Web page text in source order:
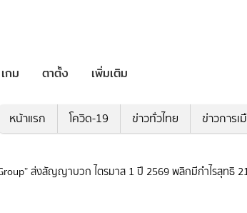
เกม ตาตั้ง เพิ่มเติม
หน้าแรก โควิด-19 ข่าวทั่วไทย ข่าวการเ
ส่งสัญญาบวก ไตรมาส 1 ปี 2569 พลิกมีกำไรสุทธิ